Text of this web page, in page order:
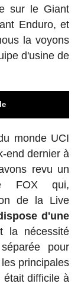
sur le Giant
Enduro, et
la voyons
d'usine de
monde UCI
end dernier à
revu un
FOX qui,
de la Live
d'une
la nécessité
pour
principales
était difficile à